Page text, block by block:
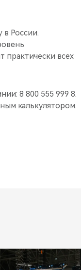
в России.
практически всех
8 800 555 999 8.
калькулятором.